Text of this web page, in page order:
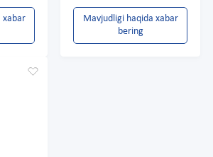
xabar
Mavjudligi haqida xabar
bering